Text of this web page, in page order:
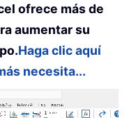
ofrece más de
aumentar su
Haga clic aquí
necesita...